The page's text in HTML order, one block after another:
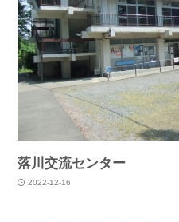
落川交流センター
2022-12-16